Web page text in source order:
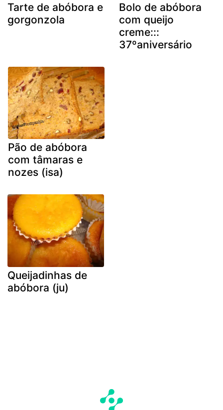
Tarte de abóbora e
gorgonzola
Bolo de abóbora
com queijo
creme:::
37ºaniversário
Pão de abóbora
com tâmaras e
nozes (isa)
Queijadinhas de
abóbora (ju)